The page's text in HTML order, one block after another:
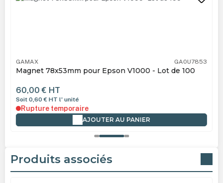
GAMAX GA0U7853
Magnet 78x53mm pour Epson V1000 - Lot de 100
60,00 € HT
Soit 0,60 € HT l' unité
Rupture temporaire
AJOUTER AU PANIER
Produits associés